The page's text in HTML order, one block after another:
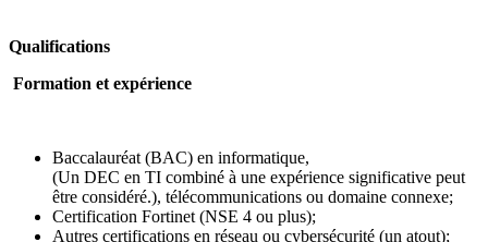
Qualifications
Formation et expérience
Baccalauréat (BAC) en informatique,
(Un DEC en TI combiné à une expérience significative peut
être considéré.), télécommunications ou domaine connexe;
Certification Fortinet (NSE 4 ou plus);
Autres certifications en réseau ou cybersécurité (un atout);